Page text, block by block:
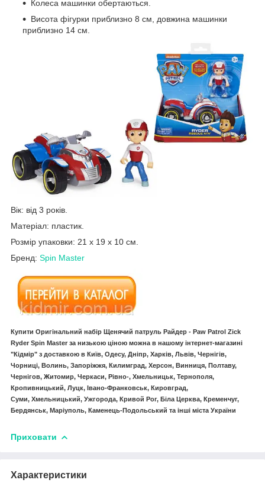
Колеса машинки обертаються.
Висота фігурки приблизно 8 см, довжина машинки
приблизно 14 см.
Вік: від 3 років.
Матеріал: пластик.
Розмір упаковки: 21 х 19 х 10 см.
Бренд: Spin Master
Купити Оригінальний набір Щенячий патруль Райдер - Paw Patrol Zick
Ryder Spin Master за низькою ціною можна в нашому інтернет-магазині
"Кідмір" з доставкою в Київ, Одесу, Дніпр, Харків, Львів, Чернігів,
Чорниці, Волинь, Запоріжжя, Килимград, Херсон, Винниця, Полтаву,
Чернігов, Житомир, Черкаси, Рівно-, Хмельницьк, Тернополя,
Кропивницький, Луцк, Івано-Франковськ, Кировград,
Суми, Хмельницький, Ужгорода, Кривой Рог, Біла Церква, Кременчуг,
Бердянськ, Маріуполь, Каменець-Подольський та інші міста України
Приховати
Характеристики